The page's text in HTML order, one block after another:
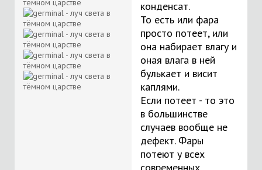
конденсат.
То есть или фара
просто потеет, или
она набирает влагу и
оная влага в ней
булькает и висит
каплями.
Если потеет - то это
в большинстве
случаев вообще не
дефект. Фары
потеют у всех